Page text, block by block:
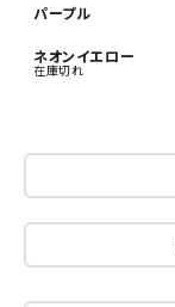
パープル
ネオンイエロー
在庫切れ